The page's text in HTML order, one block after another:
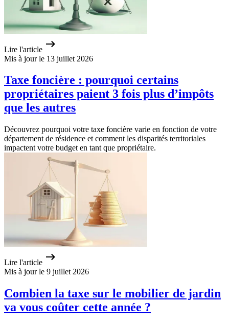
Lire l'article
Mis à jour le 13 juillet 2026
Taxe foncière : pourquoi certains
propriétaires paient 3 fois plus d’impôts
que les autres
Découvrez pourquoi votre taxe foncière varie en fonction de votre
département de résidence et comment les disparités territoriales
impactent votre budget en tant que propriétaire.
Lire l'article
Mis à jour le 9 juillet 2026
Combien la taxe sur le mobilier de jardin
va vous coûter cette année ?